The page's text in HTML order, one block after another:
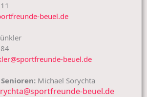
beuel.de
beuel.de
Michael Sorychta
beuel.de